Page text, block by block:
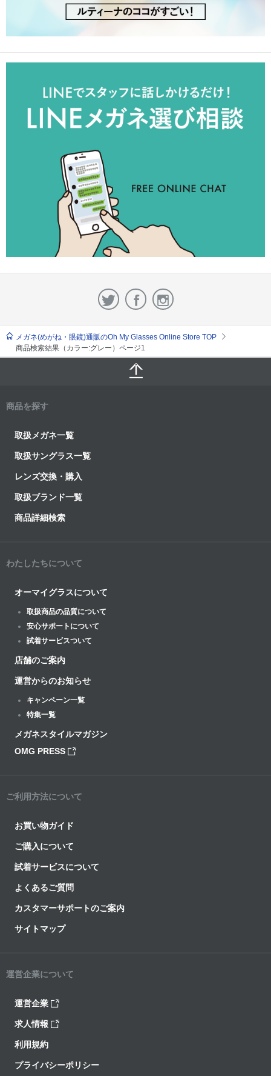
メガネ(めがね・眼鏡)通販のOh My Glasses Online Store TOP
商品検索結果（カラー:グレー）ページ1
商品を探す
取扱メガネ一覧
取扱サングラス一覧
レンズ交換・購入
取扱ブランド一覧
商品詳細検索
わたしたちについて
オーマイグラスについて
取扱商品の品質について
安心サポートについて
試着サービスついて
店舗のご案内
運営からのお知らせ
キャンペーン一覧
特集一覧
メガネスタイルマガジン
OMG PRESS
ご利用方法について
お買い物ガイド
ご購入について
試着サービスについて
よくあるご質問
カスタマーサポートのご案内
サイトマップ
運営企業について
運営企業
求人情報
利用規約
プライバシーポリシー